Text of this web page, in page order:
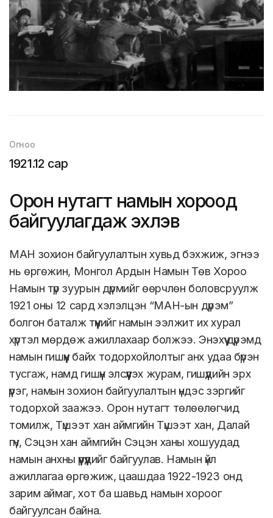
Огноо
1921.12 сар
Орон нутагт намын хороод
байгуулагдаж эхлэв
МАН зохион байгуулалтын хувьд бэхжиж, эгнээ
нь өргөжин, Монгол Ардын Намын Төв Хороо
Намын түр зуурын дүрмийг өөрчлөн боловсруулж
1921 оны 12 сард хэлэлцэн “МАН-ын дүрэм”
болгон баталж түүнийг намын ээлжит их хурал
хүртэл мөрдөж ажиллахаар болжээ. Энэхүү дүрэмд
намын гишүүн байх тодорхойлолтыг анх удаа бүрэн
тусгаж, намд гишүүн элсүүлэх журам, гишүүдийн эрх
үүрэг, намын зохион байгуулалтын үндэс зэргийг
тодорхой заажээ. Орон нутагт төлөөлөгчид
томилж, Түшээт хан аймгийн Түшээт хан, Далай
гүн, Сэцэн хан аймгийн Сэцэн ханы хошуудад
намын анхны үүрүүдийг байгуулав. Намын үйл
ажиллагаа өргөжиж, цаашдаа 1922-1923 онд
зарим аймаг, хот ба шавьд намын хороог
байгуулсан байна.